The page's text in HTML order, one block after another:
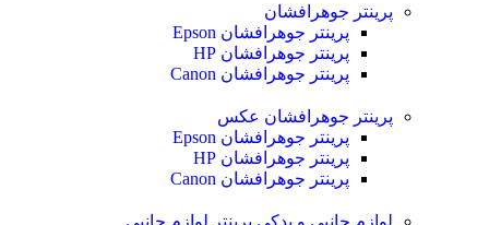
پرینتر جوهرافشان
پرینتر جوهرافشان Epson
پرینتر جوهرافشان HP
پرینتر جوهرافشان Canon
پرینتر جوهرافشان عکس
پرینتر جوهرافشان Epson
پرینتر جوهرافشان HP
پرینتر جوهرافشان Canon
لوازم جانبی و یدکی پرینتر لوازم جانبی